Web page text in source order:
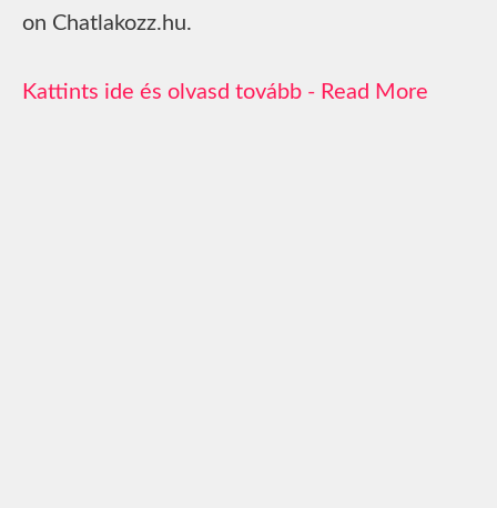
on Chatlakozz.hu.
Read More